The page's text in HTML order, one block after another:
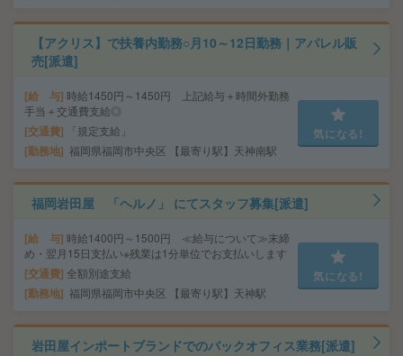
【アクリス】で扶養内勤務○月10～12日勤務｜アパレル販
売[派遣]
給 与 時給1450円～1450円 上記給与＋時間外勤務
手当＋交通費支給◎
交通費 「規定支給」
勤務地 福岡県福岡市中央区 【最寄り駅】天神南駅
気になる!
福岡岩田屋 「ヘルノ」 にてスタッフ募集[派遣]
給 与 時給1400円～1500円 ≪給与について≫末締
め・翌月15日支払い※残業は1分単位でお支払いします
交通費 全額別途支給
勤務地 福岡県福岡市中央区 【最寄り駅】天神駅
気になる!
岩田屋インポートブランドでのバックオフィス業務[派遣]